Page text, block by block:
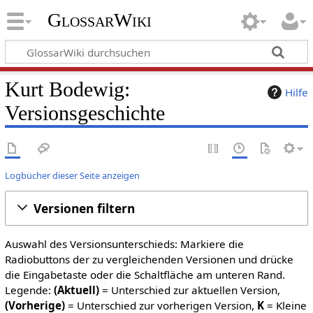
GlossarWiki
Hilfe
Kurt Bodewig:
Versionsgeschichte
Logbücher dieser Seite anzeigen
Versionen filtern
Auswahl des Versionsunterschieds: Markiere die
Radiobuttons der zu vergleichenden Versionen und drücke
die Eingabetaste oder die Schaltfläche am unteren Rand.
Legende: (Aktuell)= Unterschied zur aktuellen Version,
(Vorherige)= Unterschied zur vorherigen Version, K= Kleine